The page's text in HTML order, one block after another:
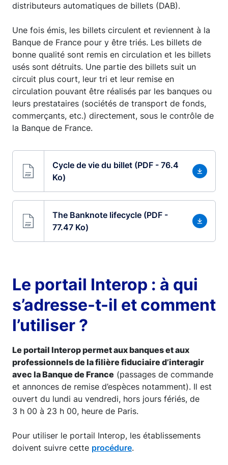
distributeurs automatiques de billets (DAB).
Une fois émis, les billets circulent et reviennent à la
Banque de France pour y être triés. Les billets de
bonne qualité sont remis en circulation et les billets
usés sont détruits. Une partie des billets suit un
circuit plus court, leur tri et leur remise en
circulation pouvant être réalisés par les banques ou
leurs prestataires (sociétés de transport de fonds,
commerçants, etc.) directement, sous le contrôle de
la Banque de France.
Cycle de vie du billet (PDF - 76.4
Ko)
The Banknote lifecycle (PDF -
77.47 Ko)
Le portail Interop : à qui
s’adresse-t-il et comment
l’utiliser ?
Le portail Interop permet aux banques et aux
professionnels de la filière fiduciaire d’interagir
avec la Banque de France (passages de commande
et annonces de remise d’espèces notamment). Il est
ouvert du lundi au vendredi, hors jours fériés, de
3 h 00 à 23 h 00, heure de Paris.
Pour utiliser le portail Interop, les établissements
doivent suivre cette procédure.